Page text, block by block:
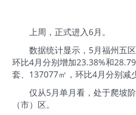
上周，正式进入6月。
数据统计显示，5月福州五区
环比4月分别增加23.38%和
套、137077㎡，环比4月分别减
仅从5月单月看，处于爬坡阶
（市）区。